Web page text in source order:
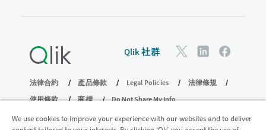
Qlik 社群
法律合約 產品條款 Legal Policies
法律條規
使用條款
商標
Do Not Share My Info
© 1993-2026 QlikTech International AB。保留所有權利。
We use cookies to improve your experience with our websites and to deliver